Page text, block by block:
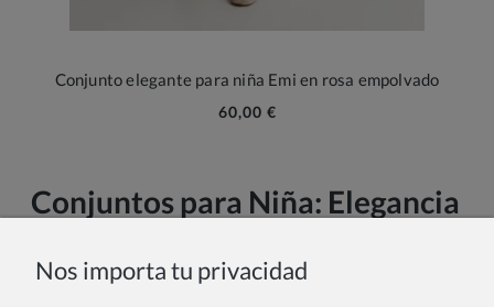
Conjunto elegante para niña Emi en rosa empolvado
60,00 €
Conjuntos para Niña: Elegancia
Especiales
Nos importa tu privacidad